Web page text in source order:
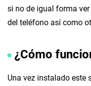
si no de igual forma
del teléfono así como
¿Cómo
Una vez instalado